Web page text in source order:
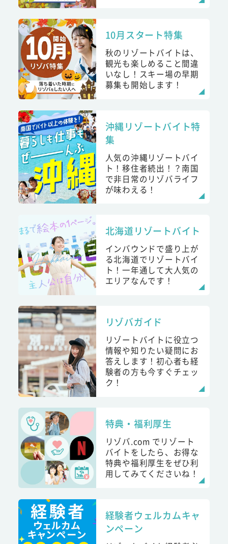
10月スタート特集
秋のリゾートバイトは、
観光も楽しめること間違
いなし！スキー場の早期
募集も開始します！
沖縄リゾートバイト特
集
人気の沖縄リゾートバイ
ト！移住者続出！？南国
で非日常のリゾバライフ
が味わえる！
北海道リゾートバイト
インバウンドで盛り上が
る北海道でリゾートバイ
ト！一年通して大人気の
エリアなんです！
リゾバガイド
リゾートバイトに役立つ
情報や知りたい疑問にお
答えします！初心者も経
験者の方も今すぐチェッ
ク！
特典・福利厚生
リゾバ.com でリゾート
バイトをしたら、お得な
特典や福利厚生をぜひ利
用してみてくださいね！
経験者ウェルカムキャ
ンペーン